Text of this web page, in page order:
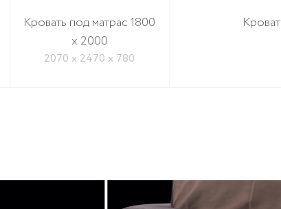
Кровать под матрас 1800
x 2000
2070 x 2470 x 780